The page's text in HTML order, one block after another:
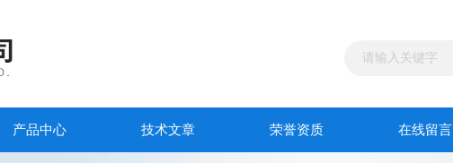
产品中心 技术文章 荣誉资质 在线留言